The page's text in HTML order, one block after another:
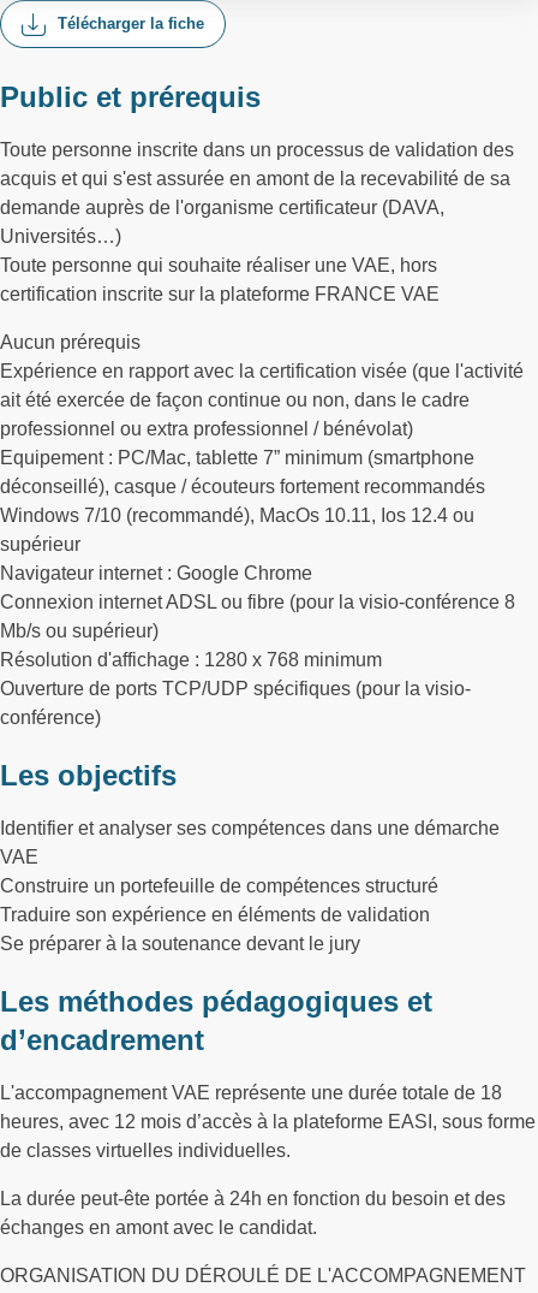
Télécharger la fiche
Public et prérequis
Toute personne inscrite dans un processus de validation des
acquis et qui s'est assurée en amont de la recevabilité de sa
demande auprès de l'organisme certificateur (DAVA,
Universités…)
Toute personne qui souhaite réaliser une VAE, hors
certification inscrite sur la plateforme FRANCE VAE
Aucun prérequis
Expérience en rapport avec la certification visée (que l'activité
ait été exercée de façon continue ou non, dans le cadre
professionnel ou extra professionnel / bénévolat)
Equipement : PC/Mac, tablette 7” minimum (smartphone
déconseillé), casque / écouteurs fortement recommandés
Windows 7/10 (recommandé), MacOs 10.11, Ios 12.4 ou
supérieur
Navigateur internet : Google Chrome
Connexion internet ADSL ou fibre (pour la visio-conférence 8
Mb/s ou supérieur)
Résolution d'affichage : 1280 x 768 minimum
Ouverture de ports TCP/UDP spécifiques (pour la visio-
conférence)
Les objectifs
Identifier et analyser ses compétences dans une démarche
VAE
Construire un portefeuille de compétences structuré
Traduire son expérience en éléments de validation
Se préparer à la soutenance devant le jury
Les méthodes pédagogiques et
d’encadrement
L'accompagnement VAE représente une durée totale de 18
heures, avec 12 mois d’accès à la plateforme EASI, sous forme
de classes virtuelles individuelles.
La durée peut-ête portée à 24h en fonction du besoin et des
échanges en amont avec le candidat.
ORGANISATION DU DÉROULÉ DE L'ACCOMPAGNEMENT